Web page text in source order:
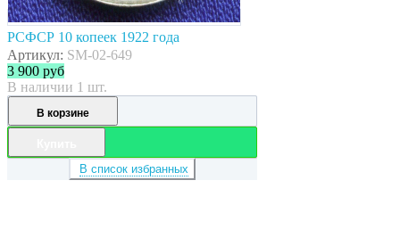
РСФСР 10 копеек 1922 года
Артикул: SM-02-649
3 900 руб
В наличии 1 шт.
В корзине
В список избранных